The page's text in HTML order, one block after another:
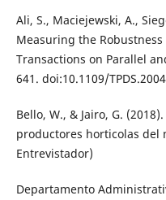
Ali, S., Maciejewski, A.,
Measuring the Robustness
Transactions on Parallel
641. doi:10.1109/
Bello, W., & Jairo, G.
productores horticolas del
Entrevistador)
Departamento